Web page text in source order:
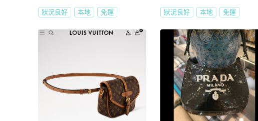
狀況良好 本地 免運 狀況良好 本地 免運